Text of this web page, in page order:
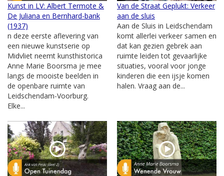
Kunst in LV: Albert Termote &
De Juliana en Bernhard-bank
(1937)
n deze eerste aflevering van
een nieuwe kunstserie op
Midvliet neemt kunsthistorica
Anne Marie Boorsma je mee
langs de mooiste beelden in
de openbare ruimte van
Leidschendam-Voorburg.
Elke...
Van de Straat Geplukt: Verkeer
aan de sluis
Aan de Sluis in Leidschendam
komt allerlei verkeer samen en
dat kan gezien gebrek aan
ruimte leiden tot gevaarlijke
situaties, vooral voor jonge
kinderen die een ijsje komen
halen. Vraag aan de...